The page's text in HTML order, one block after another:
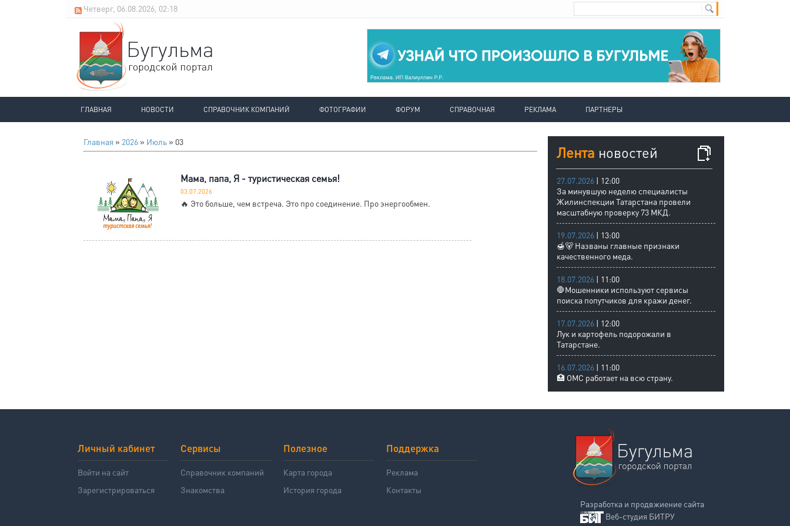
Четверг, 06.08.2026, 02:18
ГЛАВНАЯ НОВОСТИ СПРАВОЧНИК КОМПАНИЙ ФОТОГРАФИИ ФОРУМ СПРАВОЧНАЯ РЕКЛАМА ПАРТНЕРЫ
Главная » 2026 » Июль » 03
Мама, папа, Я - туристическая семья!
03.07.2026
🔥 Это больше, чем встреча. Это про соединение. Про энергообмен.
Лента новостей
27.07.2026 | 12:00
За минувшую неделю специалисты
Жилинспекции Татарстана провели
масштабную проверку 73 МКД.
19.07.2026 | 13:00
🍯🐻 Названы главные признаки
качественного меда.
18.07.2026 | 11:00
🛑Мошенники используют сервисы
поиска попутчиков для кражи денег.
17.07.2026 | 12:00
Лук и картофель подорожали в
Татарстане.
16.07.2026 | 11:00
🏥 ОМС работает на всю страну.
Личный кабинет
Войти на сайт
Зарегистрироваться
Сервисы
Справочник компаний
Знакомства
Полезное
Карта города
История города
Поддержка
Реклама
Контакты
Разработка и продвжиение сайта
Веб-студия БИТРУ